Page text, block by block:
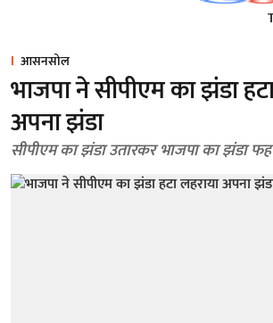
आसनसोल
भाजपा ने सीपीएम का झंडा
अपना झंडा
सीपीएम का झंडा उतारकर भाजपा का झंडा